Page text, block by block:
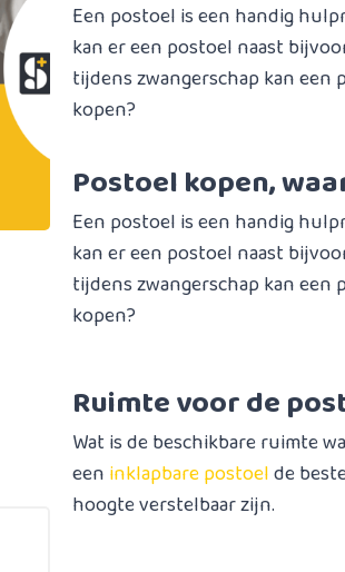
Een postoel is een handig
kan er een postoel naast
tijdens zwangerschap kan
kopen?
Postoel kopen,
Een postoel is een handig
kan er een postoel naast
tijdens zwangerschap kan
kopen?
Ruimte voor de
Wat is de beschikbare ruimte
een inklapbare postoelde
hoogte verstelbaar zijn.